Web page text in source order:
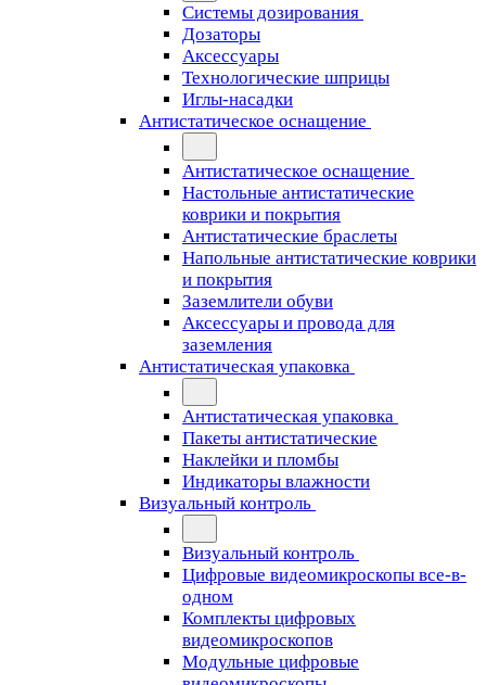
Системы дозирования
Дозаторы
Аксессуары
Технологические шприцы
Иглы-насадки
Антистатическое оснащение
Антистатическое оснащение
Настольные антистатические
коврики и покрытия
Антистатические браслеты
Напольные антистатические коврики
и покрытия
Заземлители обуви
Аксессуары и провода для
заземления
Антистатическая упаковка
Антистатическая упаковка
Пакеты антистатические
Наклейки и пломбы
Индикаторы влажности
Визуальный контроль
Визуальный контроль
Цифровые видеомикроскопы все-в-
одном
Комплекты цифровых
видеомикроскопов
Модульные цифровые